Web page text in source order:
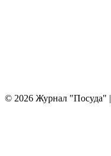
© 2026 Журнал "Посуда" |